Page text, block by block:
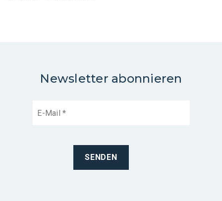
Newsletter abonnieren